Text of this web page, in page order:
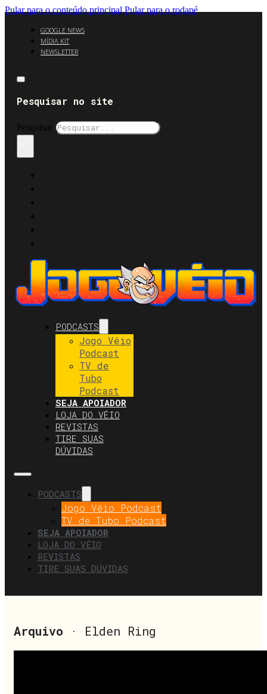
Pular para o conteúdo principal Pular para o rodapé
GOOGLE NEWS
MÍDIA KIT
NEWSLETTER
Pesquisar no site
Pesquisar
PODCASTS
Jogo Véio
Podcast
TV de
Tubo
Podcast
SEJA APOIADOR
LOJA DO VÉIO
REVISTAS
TIRE SUAS
DÚVIDAS
PODCASTS
Jogo Véio Podcast
TV de Tubo Podcast
SEJA APOIADOR
LOJA DO VÉIO
REVISTAS
TIRE SUAS DÚVIDAS
Arquivo · Elden Ring